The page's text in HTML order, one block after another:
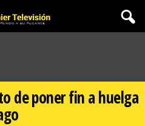
de poner fin a huelga